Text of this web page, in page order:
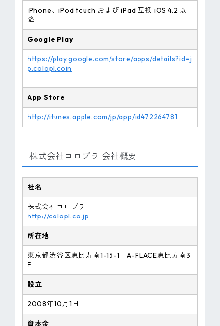
iPhone、iPod touch および iPad 互換 iOS 4.2 以
降
Google Play
https://play.google.com/store/apps/details?id=j
p.colopl.coin
App Store
http://itunes.apple.com/jp/app/id472264781
株式会社コロプラ 会社概要
社名
株式会社コロプラ
http://colopl.co.jp
所在地
東京都渋谷区恵比寿南1-15-1 A-PLACE恵比寿南3
F
設立
2008年10月1日
資本金